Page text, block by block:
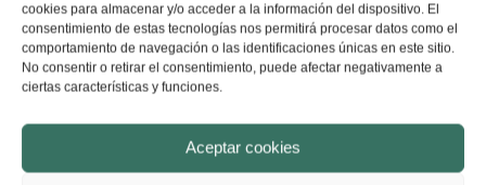
cookies para almacenar y/o acceder a la información del dispositivo. El
consentimiento de estas tecnologías nos permitirá procesar datos como el
comportamiento de navegación o las identificaciones únicas en este sitio.
No consentir o retirar el consentimiento, puede afectar negativamente a
ciertas características y funciones.
Aceptar cookies
Derecho de Familia
Derecho Contractual